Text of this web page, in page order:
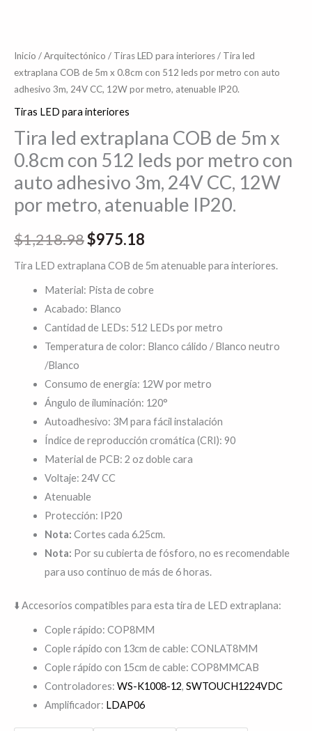
Inicio /Arquitectónico / Tiras LED para interiores/ Tira led
extraplana COB de 5m x 0.8cm con 512 leds por metro con auto
adhesivo 3m, 24V CC, 12W por metro, atenuable IP20.
Tiras LED para interiores
Tira led extraplana COB de 5m x
0.8cm con 512 leds por metro con
auto adhesivo 3m, 24V CC, 12W
por metro, atenuable IP20.
$1,218.98$975.18
Tira LED extraplana COB de 5m atenuable para interiores.
Material: Pista de cobre
Acabado: Blanco
Cantidad de LEDs: 512 LEDs por metro
Temperatura de color: Blanco cálido / Blanco neutro
/Blanco
Consumo de energía: 12W por metro
Ángulo de iluminación: 120°
Autoadhesivo: 3M para fácil instalación
Índice de reproducción cromática (CRI): 90
Material de PCB: 2 oz doble cara
Voltaje: 24V CC
Atenuable
Protección: IP20
Nota: Cortes cada 6.25cm.
Nota: Por su cubierta de fósforo, no es recomendable
para uso continuo de más de 6 horas.
⬇️ Accesorios compatibles para esta tira de LED extraplana:
Cople rápido: COP8MM
Cople rápido con 13cm de cable: CONLAT8MM
Cople rápido con 15cm de cable: COP8MMCAB
Controladores: WS-K1008-12, SWTOUCH1224VDC
Amplificador: LDAP06
adhesivo
3m,
24V
CC,
12W
por
metro,
atenuable
IP20.